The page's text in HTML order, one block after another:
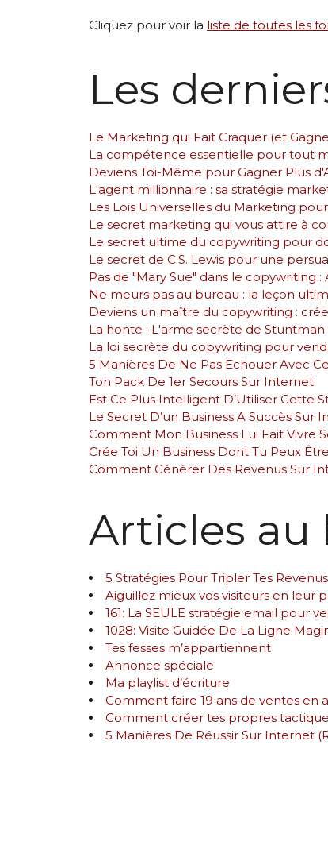
Cliquez pour voir la liste de toutes les
Les
Le Marketing qui Fait Craquer (et
La compétence essentielle pour tout
Deviens Toi-Même pour Gagner Plus
L'agent millionnaire : sa stratégie
Les Lois Universelles du Marketing
Le secret marketing qui vous attire à
Le secret ultime du copywriting pour
Le secret de C.S. Lewis pour une
Pas de "Mary Sue" dans le copywriting
Ne meurs pas au bureau : la leçon
Deviens un maître du copywriting :
La honte : L'arme secrète de
La loi secrète du copywriting pour
5 Manières De Ne Pas Echouer Avec
Ton Pack De 1er Secours Sur Internet
Est Ce Plus Intelligent D’Utiliser Cette
Le Secret D’un Business A Succès Sur
Comment Mon Business Lui Fait Vivre
Crée Toi Un Business Dont Tu Peux
Comment Générer Des Revenus Sur
Articles au
5 Stratégies Pour Tripler Tes
Aiguillez mieux vos visiteurs en leur
161: La SEULE stratégie email pour
1028: Visite Guidée De La Ligne
Tes fesses m’appartiennent
Annonce spéciale
Ma playlist d’écriture
Comment faire 19 ans de ventes en
Comment créer tes propres
5 Manières De Réussir Sur Internet